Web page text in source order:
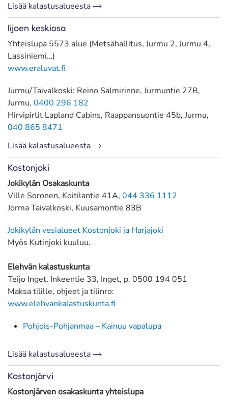
Lisää kalastusalueesta
Iijoen keskiosa
Yhteislupa 5573 alue (Metsähallitus, Jurmu 2, Jurmu 4,
Lassiniemi…)
www.eraluvat.fi
Jurmu/Taivalkoski: Reino Salmirinne, Jurmuntie 27B,
Jurmu, 0400 296 182
Hirvipirtit Lapland Cabins, Raappansuontie 45b, Jurmu,
040 865 8471
Lisää kalastusalueesta
Kostonjoki
Jokikylän Osakaskunta
Ville Soronen, Koitilantie 41A, 044 336 1112
Jorma Taivalkoski, Kuusamontie 83B
Jokikylän vesialueet Kostonjoki ja Harjajoki
Myös Kutinjoki kuuluu.
Elehvän kalastuskunta
Teijo Inget, Inkeentie 33, Inget, p. 0500 194 051
Maksa tilille, ohjeet ja tilinro:
www.elehvankalastuskunta.fi
Pohjois-Pohjanmaa – Kainuu vapalupa
Lisää kalastusalueesta
Kostonjärvi
Kostonjärven osakaskunta yhteislupa